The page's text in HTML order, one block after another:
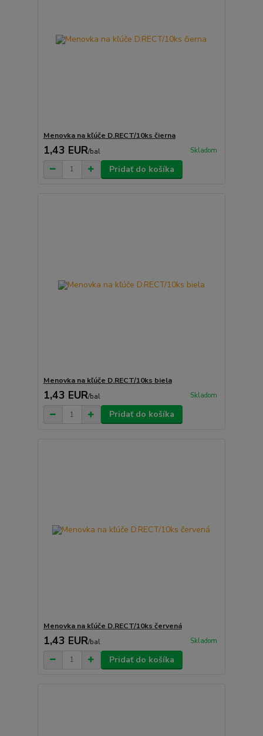
Menovka na kľúče D.RECT/10ks čierna
1,43 EUR/bal Skladom
Pridať do košíka
Menovka na kľúče D.RECT/10ks biela
1,43 EUR/bal Skladom
Pridať do košíka
Menovka na kľúče D.RECT/10ks červená
1,43 EUR/bal Skladom
Pridať do košíka